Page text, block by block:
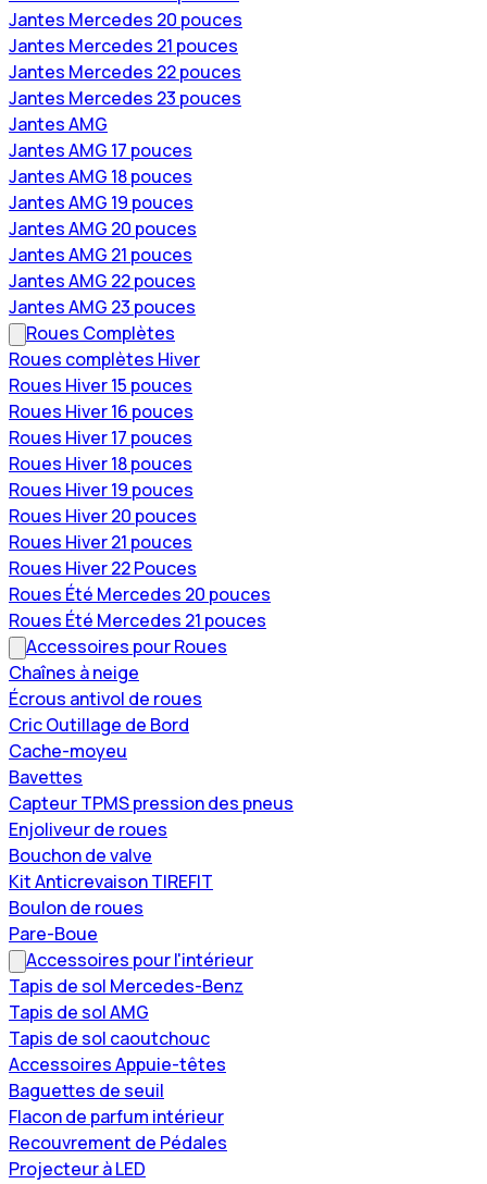
Jantes Mercedes 20 pouces
Jantes Mercedes 21 pouces
Jantes Mercedes 22 pouces
Jantes Mercedes 23 pouces
Jantes AMG
Jantes AMG 17 pouces
Jantes AMG 18 pouces
Jantes AMG 19 pouces
Jantes AMG 20 pouces
Jantes AMG 21 pouces
Jantes AMG 22 pouces
Jantes AMG 23 pouces
Roues Complètes
Roues complètes Hiver
Roues Hiver 15 pouces
Roues Hiver 16 pouces
Roues Hiver 17 pouces
Roues Hiver 18 pouces
Roues Hiver 19 pouces
Roues Hiver 20 pouces
Roues Hiver 21 pouces
Roues Hiver 22 Pouces
Roues Été Mercedes 20 pouces
Roues Été Mercedes 21 pouces
Accessoires pour Roues
Chaînes à neige
Écrous antivol de roues
Cric Outillage de Bord
Cache-moyeu
Bavettes
Capteur TPMS pression des pneus
Enjoliveur de roues
Bouchon de valve
Kit Anticrevaison TIREFIT
Boulon de roues
Pare-Boue
Accessoires pour l'intérieur
Tapis de sol Mercedes-Benz
Tapis de sol AMG
Tapis de sol caoutchouc
Accessoires Appuie-têtes
Baguettes de seuil
Flacon de parfum intérieur
Recouvrement de Pédales
Projecteur à LED